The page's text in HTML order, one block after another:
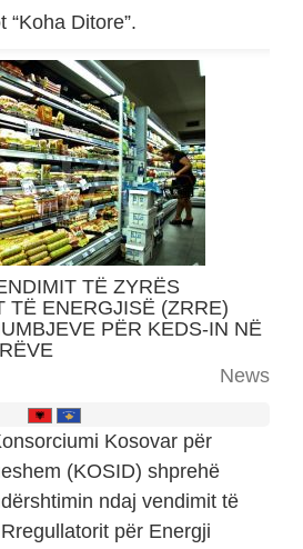
“Koha Ditore”.
TË ZYRËS
TË ENERGJISË (ZRRE)
PËR KEDS-IN NË
News
Kosovar për
(KOSID) shprehë
ndaj vendimit të
për Energji